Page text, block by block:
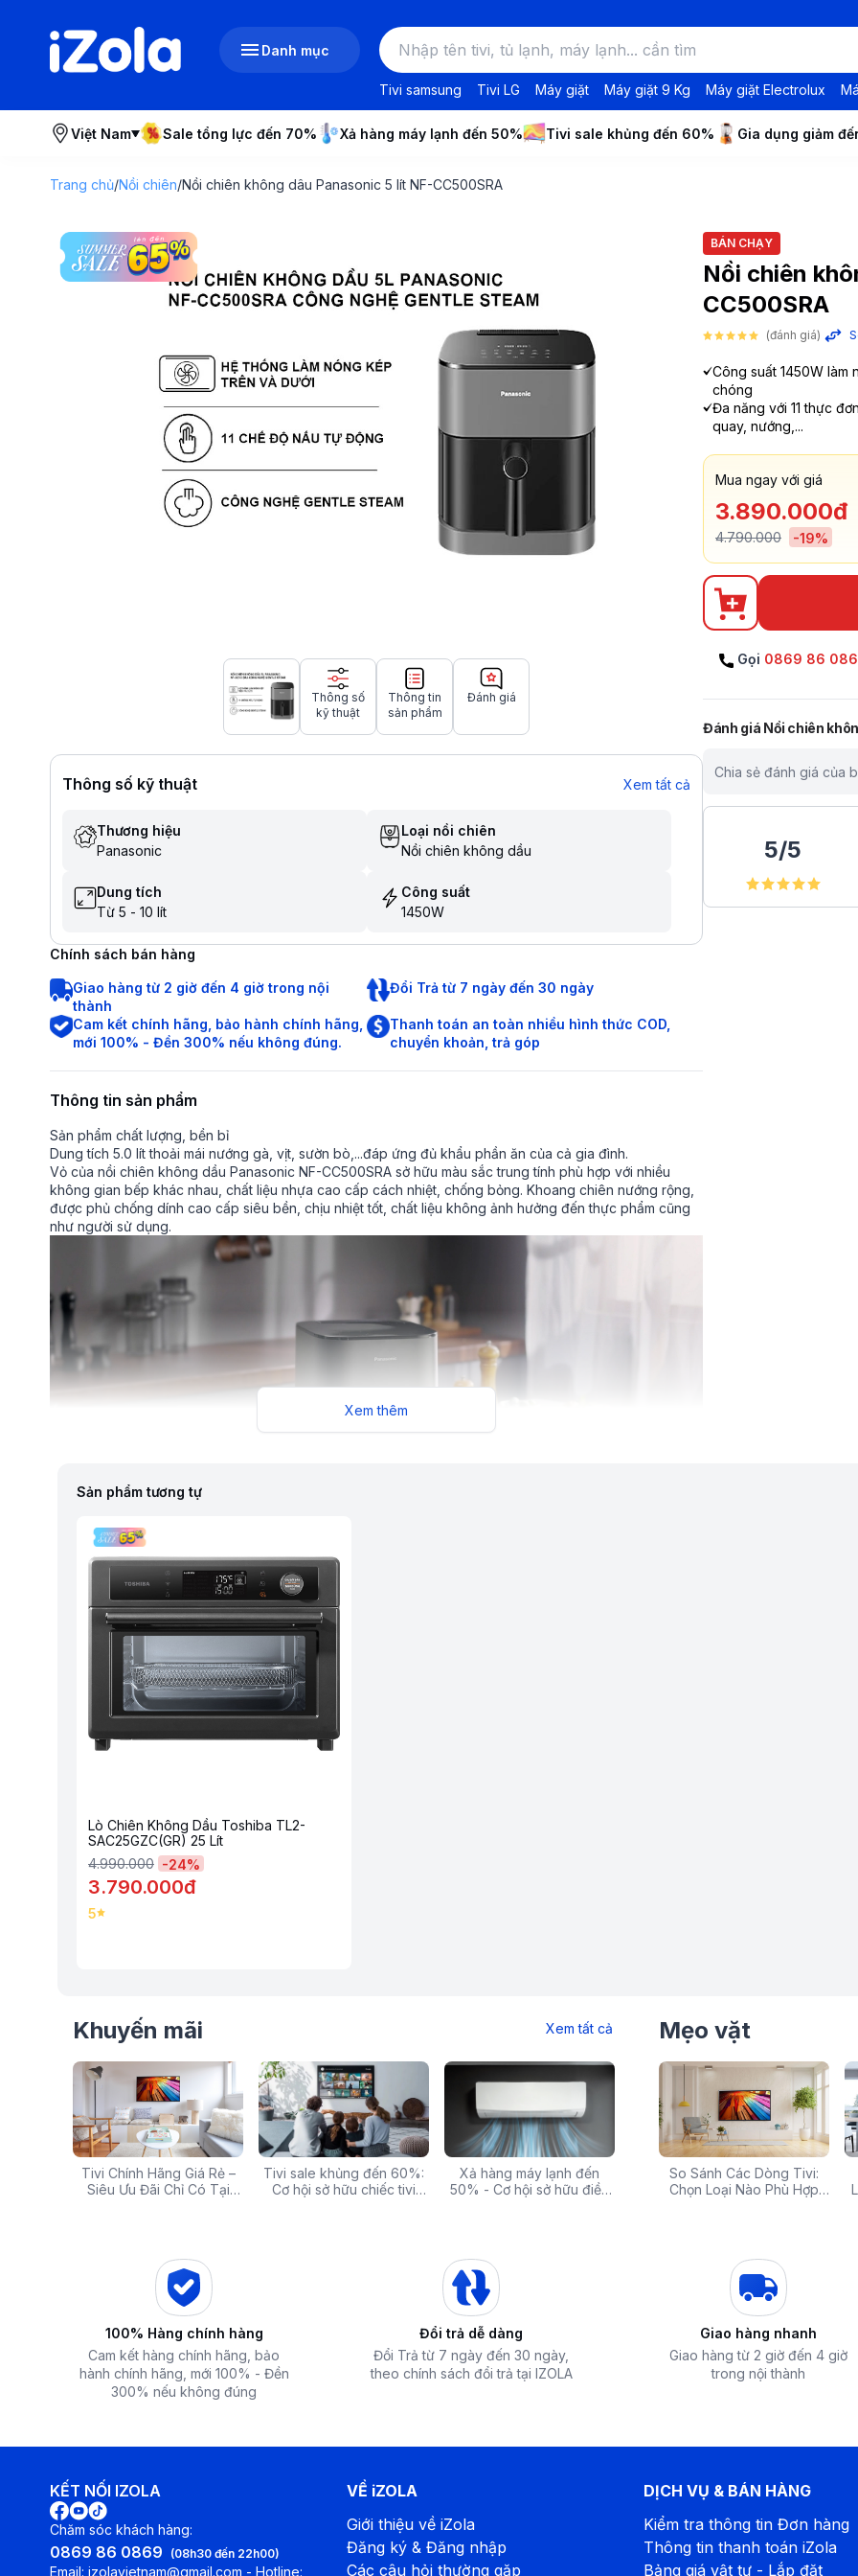
Danh mục
Tivi samsung Tivi LG Máy giặt Máy giặt 9 Kg Máy giặt Electrolux
Việt Nam Sale tổng lực đến 70% Xả hàng máy lạnh đến 50% Tivi sale khủng đến 60% Gia dụng giảm
Trang chủ/Nồi chiên/Nồi chiên không dâu Panasonic 5 lít NF-CC500SRA
Thông số
kỹ thuật
Thông tin
sản phẩm
Đánh giá
Thông số kỹ thuật Xem tất cả
Thương hiệu
Panasonic
Loại nồi chiên
Nồi chiên không dầu
Dung tích
Từ 5 - 10 lít
Công suất
1450W
Chính sách bán hàng
Giao hàng từ 2 giờ đến 4 giờ trong nội
thành
Đổi Trả từ 7 ngày đến 30 ngày
Cam kết chính hãng, bảo hành chính hãng,
mới 100% - Đền 300% nếu không đúng.
Thanh toán an toàn nhiều hình thức COD,
chuyển khoản, trả góp
Thông tin sản phẩm
Sản phẩm chất lượng, bền bỉ
Dung tích 5.0 lít thoải mái nướng gà, vịt, sườn bò,...đáp ứng đủ khẩu phần ăn của cả gia đình.
Vỏ của nồi chiên không dầu Panasonic NF-CC500SRA sở hữu màu sắc trung tính phù hợp với nhiều
không gian bếp khác nhau, chất liệu nhựa cao cấp cách nhiệt, chống bỏng. Khoang chiên nướng rộng,
được phủ chống dính cao cấp siêu bền, chịu nhiệt tốt, chất liệu không ảnh hưởng đến thực phẩm cũng
như người sử dụng.
Mặt kính trong suốt
Trong quá trình nồi chiên hoạt động có thể dễ dàng quan sát được thức ăn trong nồi từ đó có thể điều
chỉnh được nhiệt độ và thời gian, căn thời gian đảo lật tránh việc thức ăn bị quá nhiệt hay cháy xém.
và nhanh chóng làm chín thức ăn.
Xem thêm
BÁN CHẠY
Nồi chiên
CC500SRA
(đánh giá)
Công suất 1450W làm
chóng
Đa năng với 11 thực
quay, nướng,...
Mua ngay với giá
3.890.000đ
4.790.000 -19%
Gọi 0869 86
Đánh giá Nồi chiên
Chia sẻ đánh giá của
5/5
Sản phẩm tương tự
Lò Chiên Không Dầu Toshiba TL2-
SAC25GZC(GR) 25 Lít
4.990.000 -24%
3.790.000đ
5
Khuyến mãi Xem tất cả
Tivi Chính Hãng Giá Rẻ –
Siêu Ưu Đãi Chỉ Có Tại
Tivi sale khủng đến 60%:
Cơ hội sở hữu chiếc tivi
Xả hàng máy lạnh đến
50% - Cơ hội sở hữu điều
Săn Sale Khủng: Hàng
Điện Máy Cao Cấp Giảm
Tivi
Mẹo vặt
Các mã báo lỗi thường gặp
của bếp từ và lưu ý khi xử
Top 5 tivi 32 inch giá rẻ,
chất lượng và đáng mua
Top 10 máy lọc nước nóng
lạnh tốt nhất đáng mua
So Sánh Các Dòng Tivi:
Chọn Loại Nào Phù Hợp
100% Hàng chính hàng
Cam kết hàng chính hãng, bảo
hành chính hãng, mới 100% - Đền
300% nếu không đúng
Đổi trả dễ dàng
Đổi Trả từ 7 ngày đến 30 ngày,
theo chính sách đổi trả tại IZOLA
Giao hàng nhanh
Giao hàng từ 2 giờ đến 4 giờ
trong nội thành
KẾT NỐI IZOLA
Chăm sóc khách hàng:
0869 86 0869 (08h30 đến 22h00)
Email: izolavietnam@gmail.com - Hotline:
VỀ iZOLA
Giới thiệu về iZola
Đăng ký & Đăng nhập
Các câu hỏi thường gặp
DỊCH VỤ & BÁN HÀNG
Kiểm tra thông tin Đơn hàng
Thông tin thanh toán iZola
Bảng giá vật tư - Lắp đặt